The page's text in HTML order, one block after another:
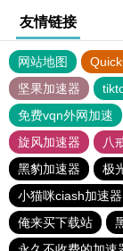
友情链接
网站地图
坚果加速器
免费vqn外网加速
旋风加速器
八
黑豹加速器
极
小猫咪ciash加速器
俺来买下载站